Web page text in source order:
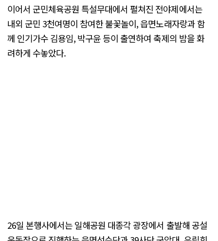
이어서 군민체육공원 특설무대에서 펼쳐진 전야제에서는
내외 군민 3천여명이 참여한 불꽃놀이, 읍면노래자랑과 함
께 인기가수 김용임, 박구윤 등이 출연하여 축제의 밤을 화
려하게 수놓았다.
26일 본행사에서는 일해공원 대종각 광장에서 출발해 공설